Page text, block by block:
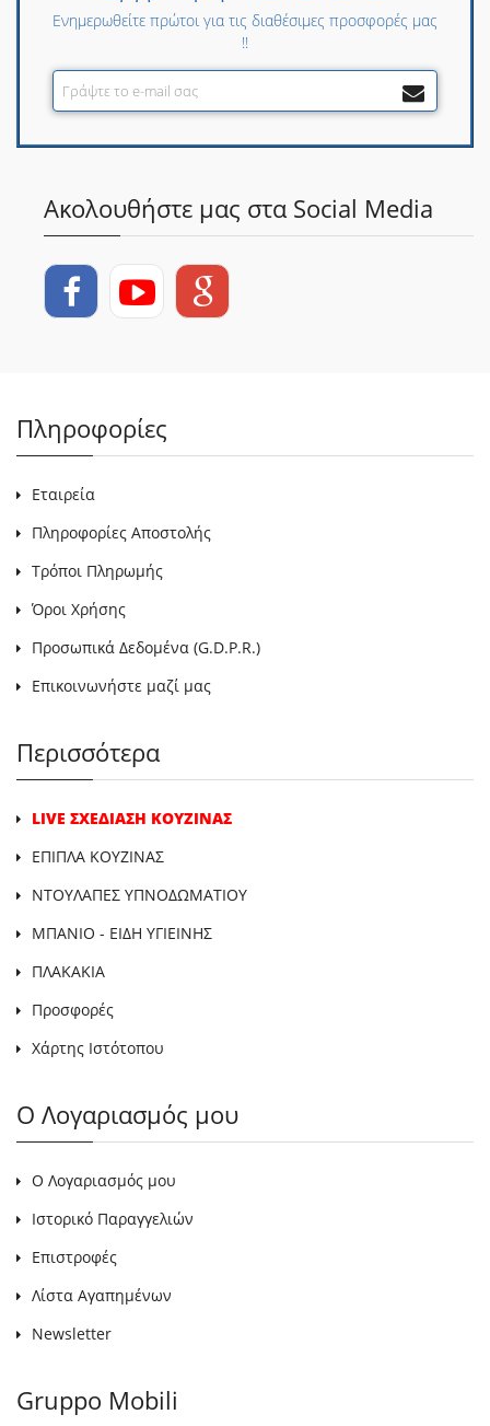
Ενημερωθείτε πρώτοι για τις διαθέσιμες προσφορές μας
!!
Ακολουθήστε μας στα Social Media
Πληροφορίες
Εταιρεία
Πληροφορίες Αποστολής
Τρόποι Πληρωμής
Όροι Χρήσης
Προσωπικά Δεδομένα (G.D.P.R.)
Επικοινωνήστε μαζί μας
Περισσότερα
LIVE ΣΧΕΔΙΑΣΗ ΚΟΥΖΙΝΑΣ
ΕΠΙΠΛΑ ΚΟΥΖΙΝΑΣ
ΝΤΟΥΛΑΠΕΣ ΥΠΝΟΔΩΜΑΤΙΟΥ
ΜΠΑΝΙΟ - ΕΙΔΗ ΥΓΙΕΙΝΗΣ
ΠΛΑΚΑΚΙΑ
Προσφορές
Χάρτης Ιστότοπου
Ο Λογαριασμός μου
Ο Λογαριασμός μου
Ιστορικό Παραγγελιών
Επιστροφές
Λίστα Αγαπημένων
Newsletter
Gruppo Mobili